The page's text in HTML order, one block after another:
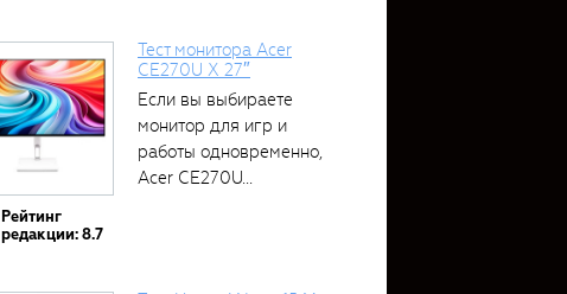
Рейтинг
редакции: 8.7
Тест монитора Acer
CE270U X 27″
Если вы выбираете
монитор для игр и
работы одновременно,
Acer CE270U...